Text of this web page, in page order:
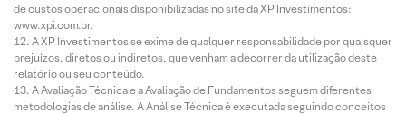
de custos operacionais disponibilizadas no site da XP Investimentos:
www.xpi.com.br.
A XP Investimentos se exime de qualquer responsabilidade por quaisquer
prejuízos, diretos ou indiretos, que venham a decorrer da utilização deste
relatório ou seu conteúdo.
A Avaliação Técnica e a Avaliação de Fundamentos seguem diferentes
metodologias de análise. A Análise Técnica é executada seguindo conceitos